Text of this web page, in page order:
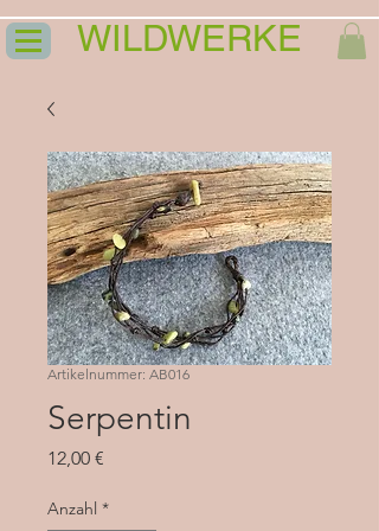
WILDWERKE
Artikelnummer: AB016
Serpentin
12,00 €
Anzahl *